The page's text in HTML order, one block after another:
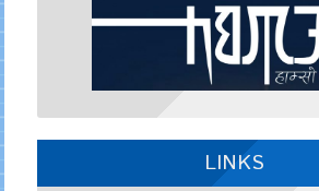
LINKS